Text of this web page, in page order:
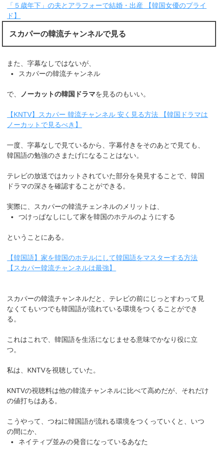
「５歳年下」の夫とアラフォーで結婚・出産 【韓国女優のプライ
ド】
スカパーの韓流チャンネルで見る
また、字幕なしではないが、
スカパーの韓流チャンネル
で、 ノーカットの韓国ドラマを見るのもいい。
【KNTV】スカパー 韓流チャンネル 安く見る方法 【韓国ドラマは
ノーカットで見るべき】
一度、字幕なしで見ているから、字幕付きをそのあとで見ても、
韓国語の勉強のさまたげになることはない。
テレビの放送ではカットされていた部分を発見することで、韓国
ドラマの深さを確認することができる。
実際に、スカパーの韓流チェンネルのメリットは、
つけっぱなしにして家を韓国のホテルのようにする
ということにある。
【韓国語】家を韓国のホテルにして韓国語をマスターする方法
【スカパー韓流チャンネルは最強】
スカパーの韓流チャンネルだと、テレビの前にじっとすわって見
なくてもいつでも韓国語が流れている環境をつくることができ
る。
これはこれで、韓国語を生活になじませる意味でかなり役に立
つ。
私は、KNTVを視聴していた。
KNTVの視聴料は他の韓流チャンネルに比べて高めだが、それだけ
の値打ちはある。
こうやって、つねに韓国語が流れる環境をつくっていくと、いつ
の間にか、
ネイティブ並みの発音になっているあなた